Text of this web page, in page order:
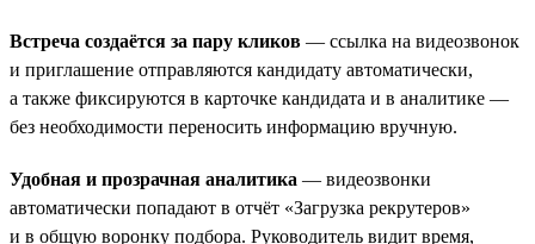
Встреча создаётся за пару кликов — ссылка на видеозвонок
и приглашение отправляются кандидату автоматически,
а также фиксируются в карточке кандидата и в аналитике —
без необходимости переносить информацию вручную.
Удобная и прозрачная аналитика — видеозвонки
автоматически попадают в отчёт «Загрузка рекрутеров»
и в общую воронку подбора. Руководитель видит время,